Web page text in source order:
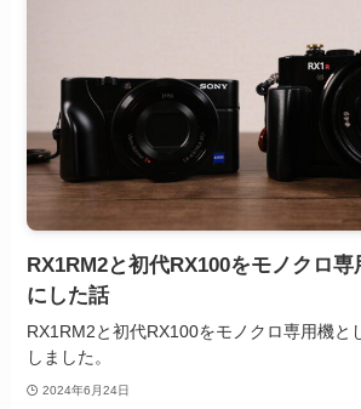
RX1RM2と初代RX100をモノクロ専
にした話
RX1RM2と初代RX100をモノクロ専用機と
しました。
2024年6月24日